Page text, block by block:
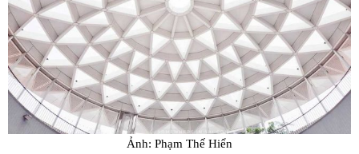
Ảnh: Phạm Thế Hiển